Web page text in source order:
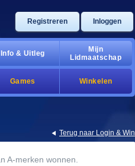
Registreren Inloggen
Info & Uitleg
Mijn
Lidmaatschap
Games Winkelen
Terug naar Login & Win
A-merken wonnen.